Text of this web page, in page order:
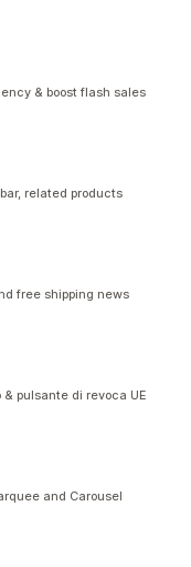
& boost flash sales
related products
free shipping news
& pulsante di revoca UE
and Carousel